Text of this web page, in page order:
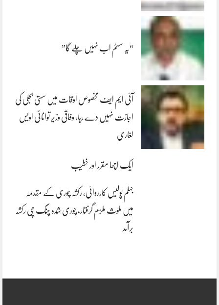
“یہ سسٹم اب نہیں چلے گا”
آئی ایم ایف مخصوص اوقات میں سستی بجلی کی
اجازت نہیں دے رہا، وفاقی وزیر توانائی اویس
لغاری
ایک اچھا مقرر اور خطیب
جہلم پولیس کارروائی، رکشہ چوری کے مقدمہ
میں ملوث ملزم گرفتار، چوری شدہ چنگ چی رکشہ
برآمد